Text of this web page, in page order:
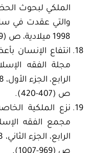
الملكي لبحوث
1998 ميلادية، ص (229-246).
انتفاع الإنسان
مجلة الفقه
ص (407-420).
نزع الملكية
مجمع الفقه